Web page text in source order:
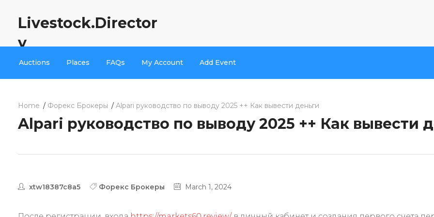
Livestock.Director
y
Auctions Places FAQs My Account Add Event
Home Форекс Брокеры Alpari руководство по выводу 2025 ++ Как вывести деньги
Alpari руководство по выводу 2025 ++ Как вывести
xtw18387c8a5 Форекс Брокеры March 1, 2024